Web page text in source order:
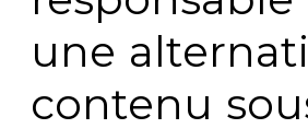
une
contenu